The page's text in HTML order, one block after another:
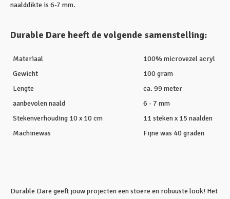
naalddikte is 6-7 mm.
Durable Dare heeft de volgende samenstelling:
Materiaal
100% microvezel acryl
Gewicht
100 gram
Lengte
ca. 99 meter
aanbevolen naald
6 - 7 mm
Stekenverhouding 10 x 10 cm
11 steken x 15 naalden
Machinewas
Fijne was 40 graden
Durable Dare geeft jouw projecten een stoere en robuuste look! Het